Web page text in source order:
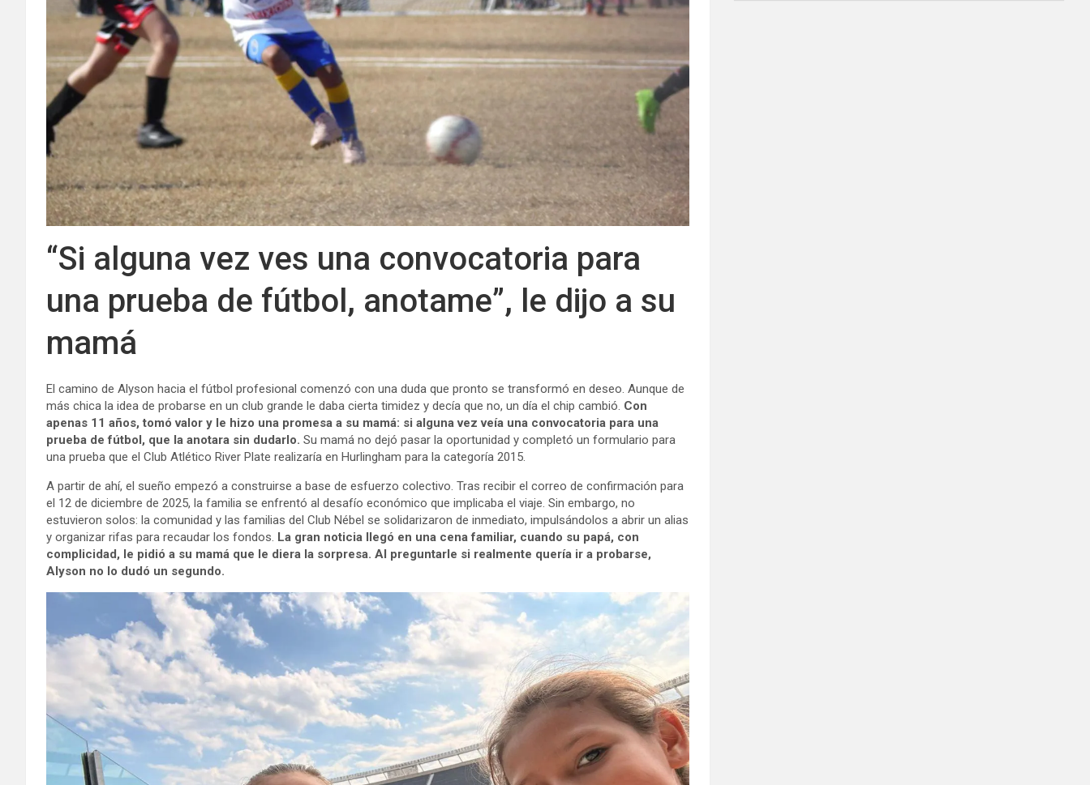
“Si alguna vez ves una convocatoria para
una prueba de fútbol, anotame”, le dijo a su
mamá
El camino de Alyson hacia el fútbol profesional comenzó con una duda que pronto se transformó en deseo. Aunque de
más chica la idea de probarse en un club grande le daba cierta timidez y decía que no, un día el chip cambió. Con
apenas 11 años, tomó valor y le hizo una promesa a su mamá: si alguna vez veía una convocatoria para una
prueba de fútbol, que la anotara sin dudarlo. Su mamá no dejó pasar la oportunidad y completó un formulario para
una prueba que el Club Atlético River Plate realizaría en Hurlingham para la categoría 2015.
A partir de ahí, el sueño empezó a construirse a base de esfuerzo colectivo. Tras recibir el correo de confirmación para
el 12 de diciembre de 2025, la familia se enfrentó al desafío económico que implicaba el viaje. Sin embargo, no
estuvieron solos: la comunidad y las familias del Club Nébel se solidarizaron de inmediato, impulsándolos a abrir un alias
y organizar rifas para recaudar los fondos. La gran noticia llegó en una cena familiar, cuando su papá, con
complicidad, le pidió a su mamá que le diera la sorpresa. Al preguntarle si realmente quería ir a probarse,
Alyson no lo dudó un segundo.